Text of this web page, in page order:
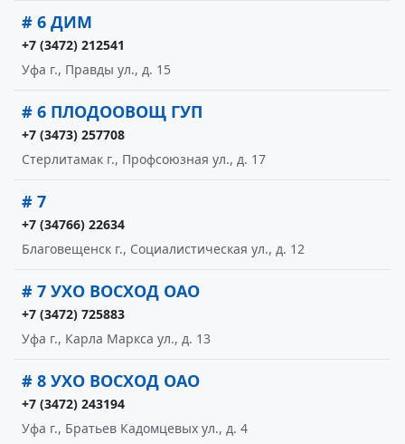
# 6 ДИМ
+7 (3472) 212541
Уфа г., Правды ул., д. 15
# 6 ПЛОДООВОЩ ГУП
+7 (3473) 257708
Стерлитамак г., Профсоюзная ул., д. 17
# 7
+7 (34766) 22634
Благовещенск г., Социалистическая ул., д. 12
# 7 УХО ВОСХОД ОАО
+7 (3472) 725883
Уфа г., Карла Маркса ул., д. 13
# 8 УХО ВОСХОД ОАО
+7 (3472) 243194
Уфа г., Братьев Кадомцевых ул., д. 4